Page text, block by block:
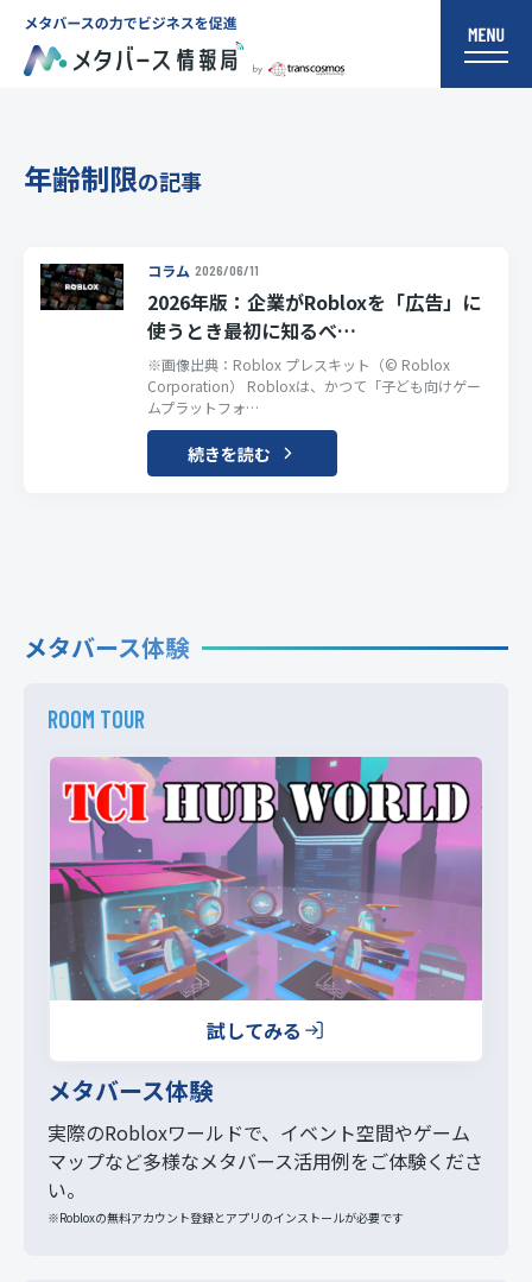
年齢制限の記事
コラム 2026/06/11
2026年版：企業がRobloxを「広告」に
使うとき最初に知るべ…
※画像出典：Roblox プレスキット（© Roblox
Corporation） Robloxは、かつて「子ども向けゲー
ムプラットフォ…
続きを読む
メタバース体験
ROOM TOUR
試してみる
メタバース体験
実際のRobloxワールドで、イベント空間やゲーム
マップなど多様なメタバース活用例をご体験くださ
い。
※Robloxの無料アカウント登録とアプリのインストールが必要です